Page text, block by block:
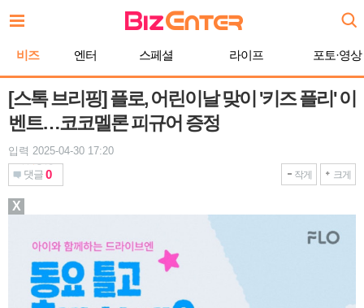
문
기
비즈 엔터 스페셜 라이프 포토·영상
[스톡 브리핑] 플로, 어린이날 맞이 '키즈 플리' 이
벤트…코코멜론 피규어 증정
입력 2025-04-30 17:20
댓글 0 작게 크게
X